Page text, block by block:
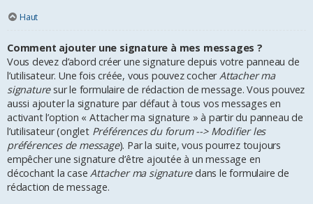
Haut
Comment ajouter une signature à mes messages ?
Vous devez d’abord créer une signature depuis votre panneau de
l’utilisateur. Une fois créée, vous pouvez cocherAttacher ma
signaturesur le formulaire de rédaction de message. Vous pouvez
aussi ajouter la signature par défaut à tous vos messages en
activant l’option « Attacher ma signature » à partir du panneau de
l’utilisateur (onglet Préférences du forum --> Modifier les
préférences de message). Par la suite, vous pourrez toujours
empêcher une signature d’être ajoutée à un message en
décochant la caseAttacher ma signaturedans le formulaire de
rédaction de message.